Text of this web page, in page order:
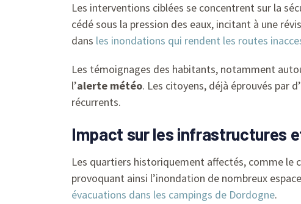
Les interventions ciblées se concentrent sur la
cédé sous la pression des eaux, incitant à une
dans les inondations qui rendent les routes
Les témoignages des habitants, notamment
l’alerte météo. Les citoyens, déjà éprouvés par
récurrents.
Impact sur les infrastructures
Les quartiers historiquement affectés, comme le
provoquant ainsi l’inondation de nombreux
évacuations dans les campings de Dordogne.